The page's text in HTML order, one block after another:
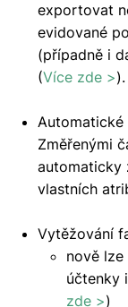
exportovat
evidované
(případně i
(Více zde >).
Automatické
Změřenými
automaticky
vlastních
Vytěžování
nově
účtenky
zde >)